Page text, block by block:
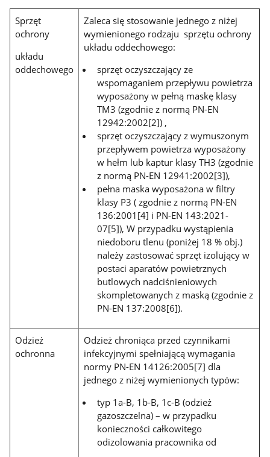
Sprzęt
ochrony
układu
oddechowego
Zaleca się stosowanie jednego z niżej
wymienionego rodzaju sprzętu ochrony
układu oddechowego:
sprzęt oczyszczający ze
wspomaganiem przepływu powietrza
wyposażony w pełną maskę klasy
TM3 (zgodnie z normą PN-EN
12942:2002[2]) ,
sprzęt oczyszczający z wymuszonym
przepływem powietrza wyposażony
w hełm lub kaptur klasy TH3 (zgodnie
z normą PN-EN 12941:2002[3]),
pełna maska wyposażona w filtry
klasy P3 ( zgodnie z normą PN-EN
136:2001[4] i PN-EN 143:2021-
07[5]), W przypadku wystąpienia
niedoboru tlenu (poniżej 18 % obj.)
należy zastosować sprzęt izolujący w
postaci aparatów powietrznych
butlowych nadciśnieniowych
skompletowanych z maską (zgodnie z
PN-EN 137:2008[6]).
Odzież
ochronna
Odzież chroniąca przed czynnikami
infekcyjnymi spełniającą wymagania
normy PN-EN 14126:2005[7] dla
jednego z niżej wymienionych typów:
typ 1a-B, 1b-B, 1c-B (odzież
gazoszczelna) – w przypadku
konieczności całkowitego
odizolowania pracownika od